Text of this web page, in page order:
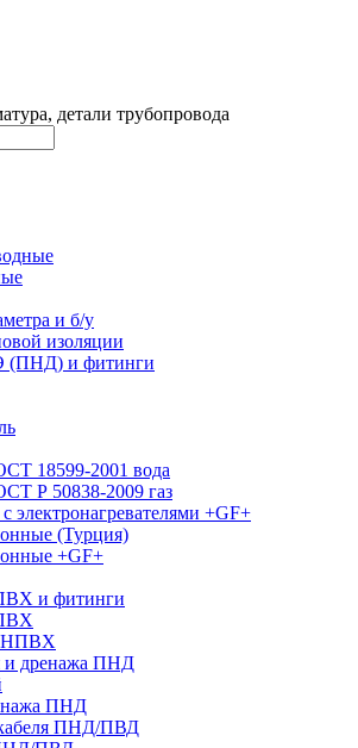
детали трубопровода
и б/у
изоляции
(ПНД) и фитинги
18599-2001 вода
Р 50838-2009 газ
электронагревателями +GF+
(Турция)
+GF+
и фитинги
НПВХ
и дренажа ПНД
ПНД
ПНД/ПВД